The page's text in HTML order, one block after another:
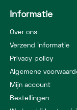
Informatie
Over ons
Verzend informatie
Privacy policy
Algemene
Mijn account
Bestellingen